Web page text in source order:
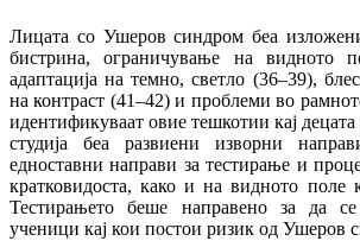
Лицата со Ушеров синдром беа
бистрина, ограничување на видното
адаптација на темно, светло (36–39),
на контраст (41–42) и проблеми во
идентификуваат овие тешкотии кај
студија беа развиени изворни
едноставни направи за тестирање и
кратковидоста, како и на видното поле
Тестирањето беше направено за да
ученици кај кои постои ризик од Ушеров